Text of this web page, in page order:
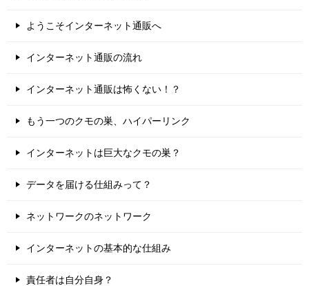
ようこそインターネット通販へ
インターネット通販の流れ
インターネット通販は怖くない！？
もう一つのクモの巣、ハイパーリンク
インターネットは巨大なクモの巣？
データを届ける仕組みって？
ネットワークのネットワーク
インターネットの基本的な仕組み
責任者は自分自身？